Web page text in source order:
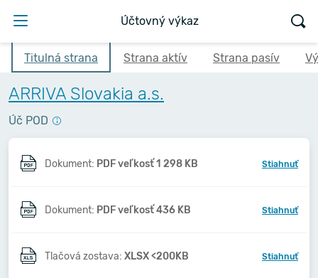
Účtovný výkaz
Titulná strana Strana aktív Strana pasív
ARRIVA Slovakia a.s.
Úč POD
Dokument: PDF veľkosť 1 298 KB Stiahnuť
Dokument: PDF veľkosť 436 KB Stiahnuť
Tlačová zostava: XLSX <200KB Stiahnuť